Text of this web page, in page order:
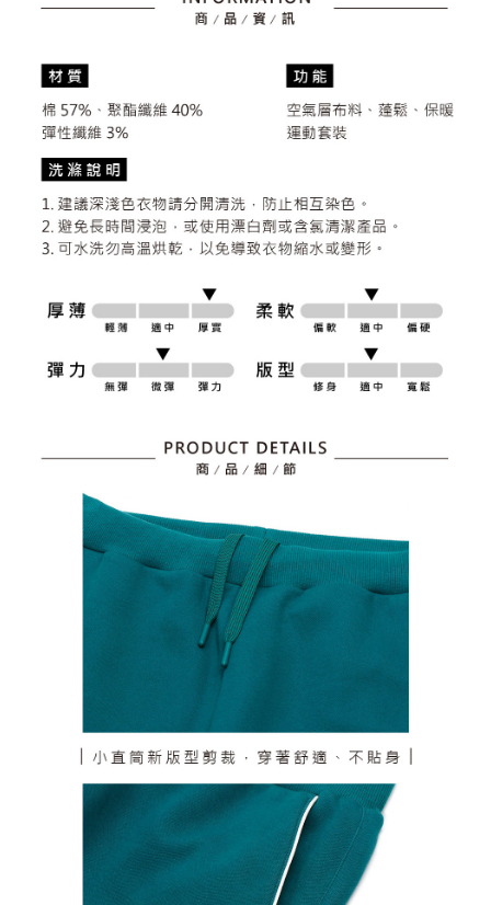
限らない）は、AFTEEに渡され当サービスで必要な範囲内で利用されま
ださい（https://aftee.tw/privacypolicy/
AFTEEの初回ご利用の際に、審査を通過すれば、最高額がNT$10,000にな
ります。支払い期限を過ぎた場合、その金額に基づいて年利20%の遅延滞
納金が加算されます。未成年の利用者は、事前に法定代理人または後見人
の同意を得ればAFTEEをご利用いただけます。
個人情報の処理、利用について疑問がある、または関連する法律の権利を
行使したい場合は、ネットプロテクションズcs_tw@netprotections.co.jp
にご連絡ください。上記に示した個人情報を、必要な購入注文書とあわせ
理、利用を許可することににご同意いただけない場合は、当サービスを選
択しないでください。
送料無料